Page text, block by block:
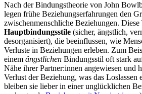
Nach der Bindungstheorie von John
legen frühe Beziehungserfahrungen den
zwischenmenschliche Beziehungen.
Hauptbindungsstile (sicher, ängstlich,
desorganisiert), die beeinflussen, wie
Verluste in Beziehungen erleben. Zum
einem ängstlichen Bindungsstil oft stark
Nähe ihrer Partner:innen angewiesen und
Verlust der Beziehung, was das Loslassen
bleiben sie lieber in einer unglücklichen